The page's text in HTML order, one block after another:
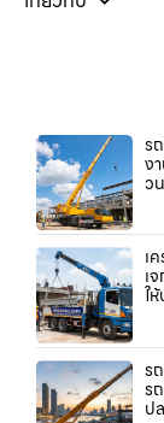
ร
ง
ว
เ
เ
ใ
ร
ร
ป